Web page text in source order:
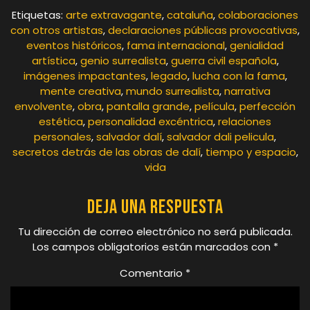
Etiquetas: arte extravagante,cataluña,colaboraciones
con otros artistas,declaraciones públicas provocativas,
eventos históricos, fama internacional,genialidad
artística,genio surrealista,guerra civil española,
imágenes impactantes,legado,lucha con la fama,
mente creativa,mundo surrealista,narrativa
envolvente,obra,pantalla grande,película,perfección
estética,personalidad excéntrica,relaciones
personales,salvador dalí,salvador dali pelicula,
secretos detrás de las obras de dalí, tiempo y espacio,
vida
Deja una respuesta
Tu dirección de correo electrónico no será publicada.
Los campos obligatorios están marcados con *
Comentario *